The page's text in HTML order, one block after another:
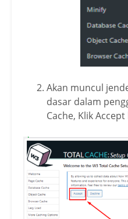
Akan muncul
dasar dalam
Cache, Klik